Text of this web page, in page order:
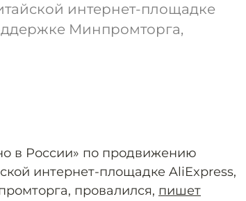
интернет-площадке
Минпромторга,
в России» по продвижению
интернет-площадке AliExpress,
провалился, пишет